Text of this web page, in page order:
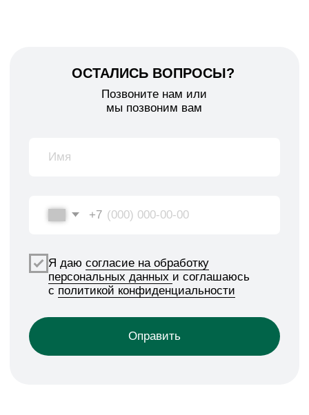
ЗАКАЖИТЕ ОБРАТНЫЙ
ЗВОНОК
Заполните форму или свяжитесь
с нами любым удобным способом